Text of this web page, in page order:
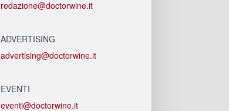
redazione@doctorwine.it
ADVERTISING
advertising@doctorwine.it
EVENTI
eventi@doctorwine.it